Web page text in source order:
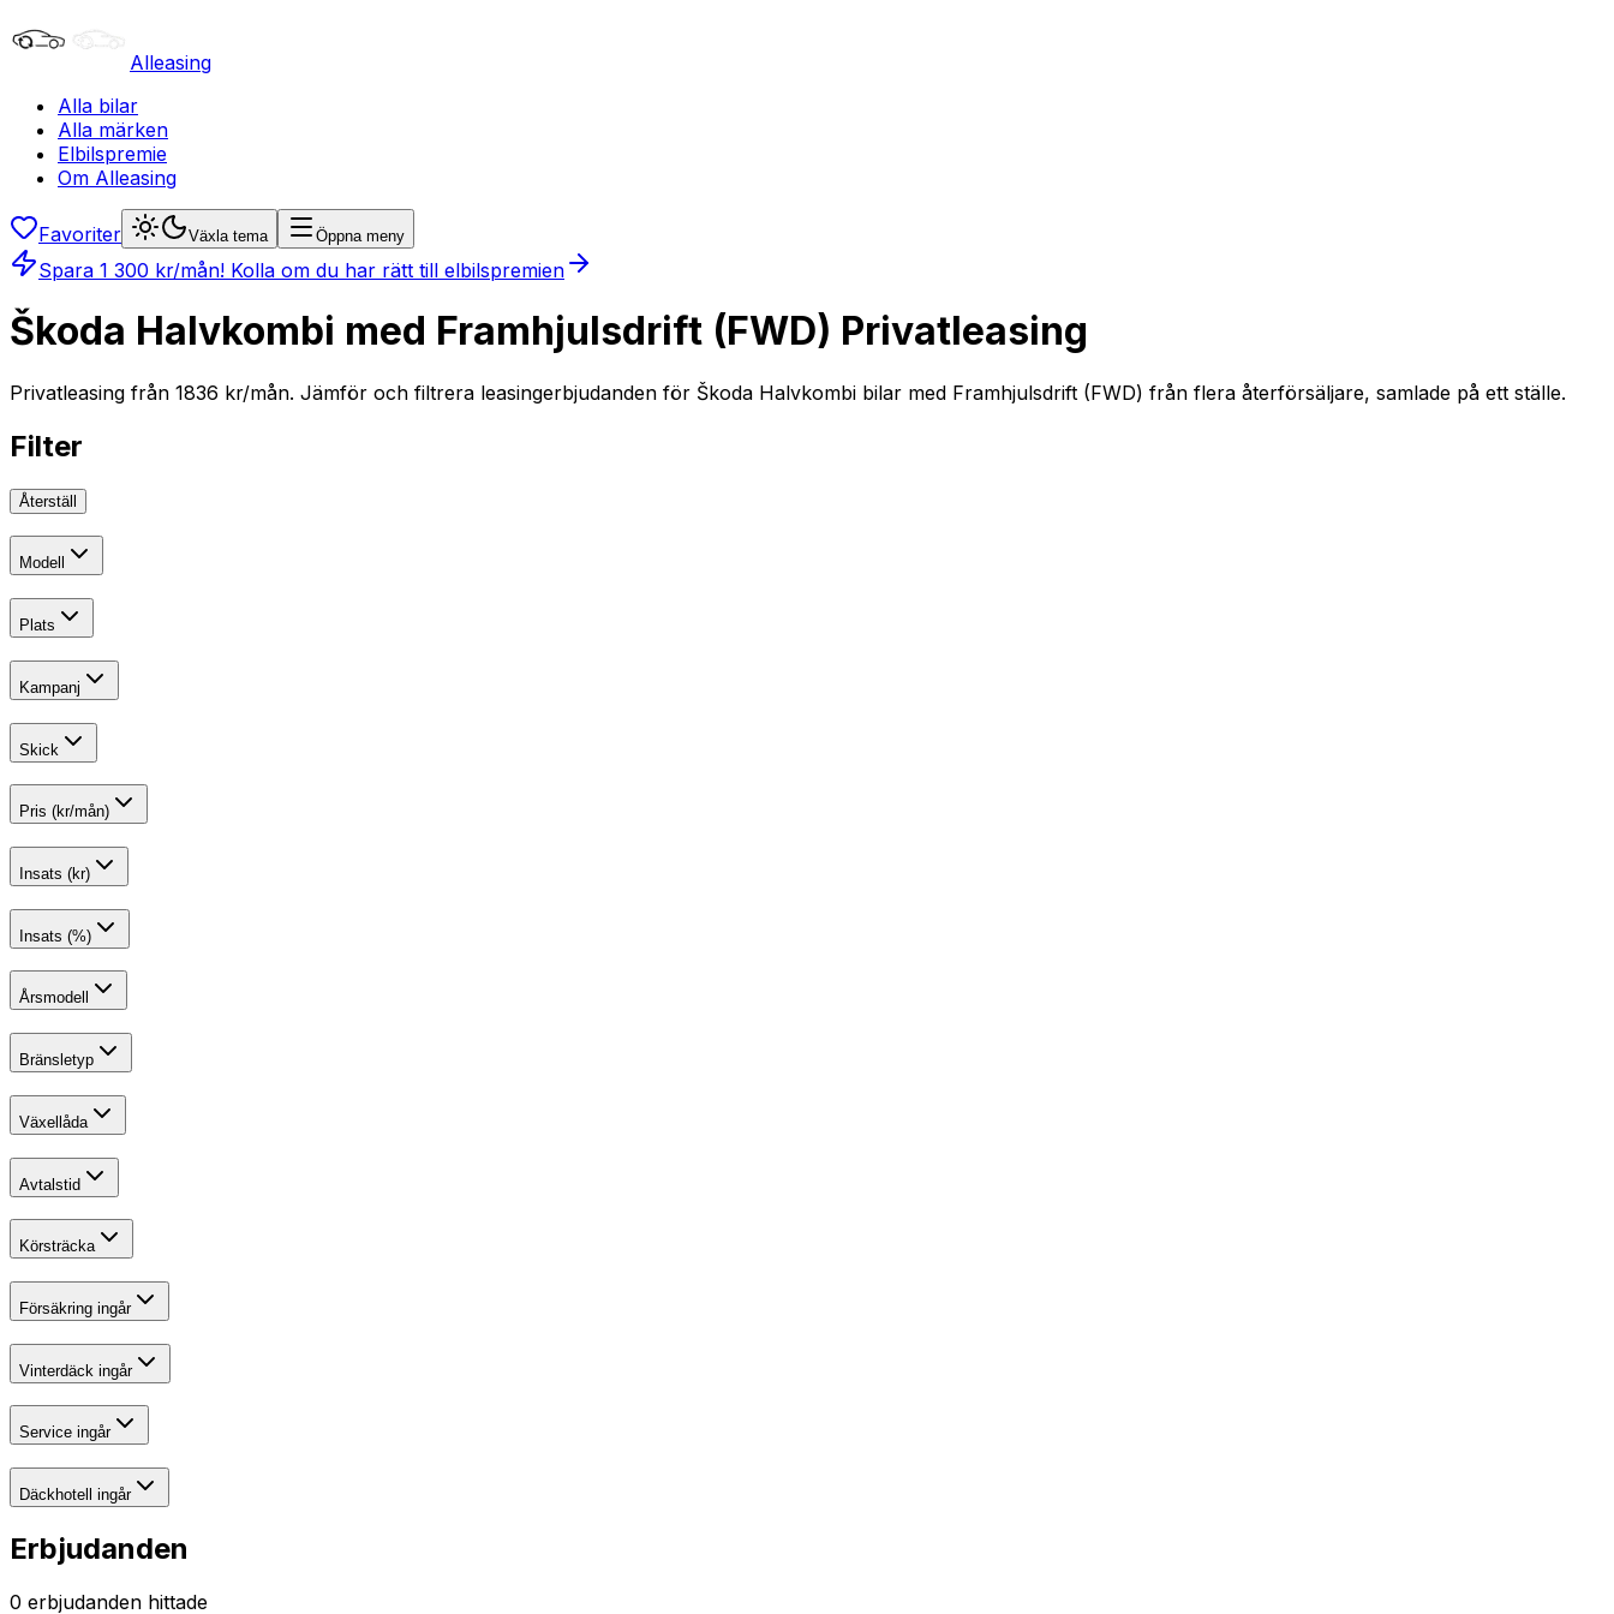
Alleasing
Alla bilar
Alla märken
Elbilspremie
Om Alleasing
Favoriter Växla tema Öppna meny
Spara 1 300 kr/mån! Kolla om du har rätt till elbilspremien
Škoda Halvkombi med Framhjulsdrift (FWD) Privatleasing
Privatleasing från 1836 kr/mån. Jämför och filtrera leasingerbjudanden för Škoda Halvkombi bilar med Framhjulsdrift (FWD) från flera återförsäljare, samlade på ett ställe.
Filter
Återställ
Modell
Plats
Kampanj
Skick
Pris (kr/mån)
Insats (kr)
Insats (%)
Årsmodell
Bränsletyp
Växellåda
Avtalstid
Körsträcka
Försäkring ingår
Vinterdäck ingår
Service ingår
Däckhotell ingår
Erbjudanden
0 erbjudanden hittade